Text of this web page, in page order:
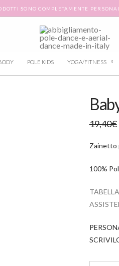
SONO COMPLETAMENTE
POLE KIDS YOGA/FITNESS
19,40€
Zainetto
100%